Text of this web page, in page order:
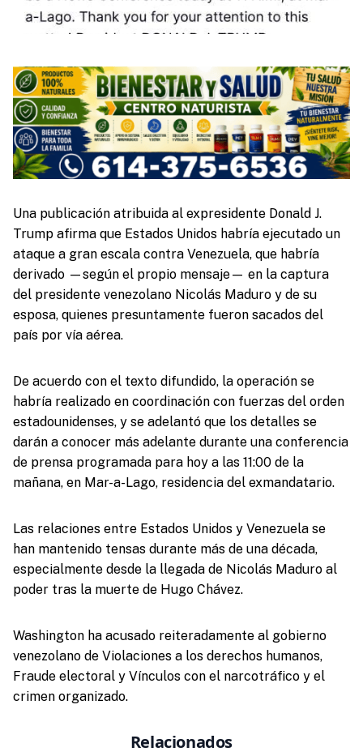
Una publicación atribuida al expresidente Donald J.
Trump afirma que Estados Unidos habría ejecutado un
ataque a gran escala contra Venezuela, que habría
derivado —según el propio mensaje— en la captura
del presidente venezolano Nicolás Maduro y de su
esposa, quienes presuntamente fueron sacados del
país por vía aérea.
De acuerdo con el texto difundido, la operación se
habría realizado en coordinación con fuerzas del orden
estadounidenses, y se adelantó que los detalles se
darán a conocer más adelante durante una conferencia
de prensa programada para hoy a las 11:00 de la
mañana, en Mar-a-Lago, residencia del exmandatario.
Las relaciones entre Estados Unidos y Venezuela se
han mantenido tensas durante más de una década,
especialmente desde la llegada de Nicolás Maduro al
poder tras la muerte de Hugo Chávez.
Washington ha acusado reiteradamente al gobierno
venezolano de Violaciones a los derechos humanos,
Fraude electoral y Vínculos con el narcotráfico y el
crimen organizado.
Relacionados